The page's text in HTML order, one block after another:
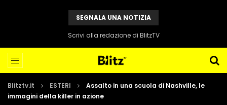
SEGNALA UNA NOTIZIA
Scrivi alla redazione di BlitzTV
Blitztv.it ESTERI
Assalto in una scuola di Nashville, le
immagini della killer in azione